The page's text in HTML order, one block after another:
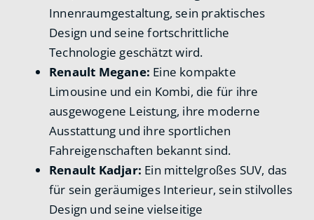
Innenraumgestaltung, sein praktisches
Design und seine fortschrittliche
Technologie geschätzt wird.
Renault Megane: Eine kompakte
Limousine und ein Kombi, die für ihre
ausgewogene Leistung, ihre moderne
Ausstattung und ihre sportlichen
Fahreigenschaften bekannt sind.
Renault Kadjar: Ein mittelgroßes SUV, das
für sein geräumiges Interieur, sein stilvolles
Design und seine vielseitige